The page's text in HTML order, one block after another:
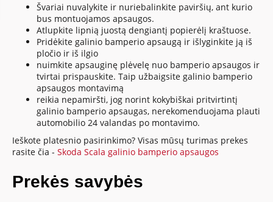
Švariai nuvalykite ir nuriebalinkite paviršių, ant kurio
bus montuojamos apsaugos.
Atlupkite lipnią juostą dengiantį popierėlį kraštuose.
Pridėkite galinio bamperio apsaugą ir išlyginkite ją iš
pločio ir iš ilgio
nuimkite apsauginę plėvelę nuo bamperio apsaugos ir
tvirtai prispauskite. Taip užbaigsite galinio bamperio
apsaugos montavimą
reikia nepamiršti, jog norint kokybiškai pritvirtintį
galinio bamperio apsaugas, nerekomenduojama plauti
automobilio 24 valandas po montavimo.
Ieškote platesnio pasirinkimo? Visas mūsų turimas prekes
rasite čia -Skoda Scala galinio bamperio apsaugos
Prekės savybės